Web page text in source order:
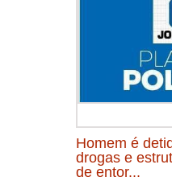
Homem é
drogas e
de entor...